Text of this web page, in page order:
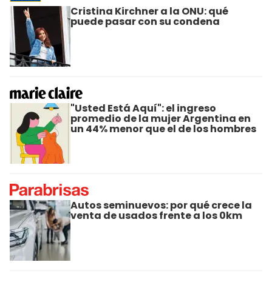
Cristina Kirchner a la ONU: qué
puede pasar con su condena
"Usted Está Aquí": el ingreso
promedio de la mujer Argentina en
un 44% menor que el de los hombres
Autos seminuevos: por qué crece la
venta de usados frente a los 0km